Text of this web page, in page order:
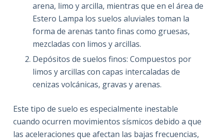
arena, limo y arcilla, mientras que en el área de
Estero Lampa los suelos aluviales toman la
forma de arenas tanto finas como gruesas,
mezcladas con limos y arcillas.
Depósitos de suelos finos: Compuestos por
limos y arcillas con capas intercaladas de
cenizas volcánicas, gravas y arenas.
Este tipo de suelo es especialmente inestable
cuando ocurren movimientos sísmicos debido a que
las aceleraciones que afectan las bajas frecuencias,